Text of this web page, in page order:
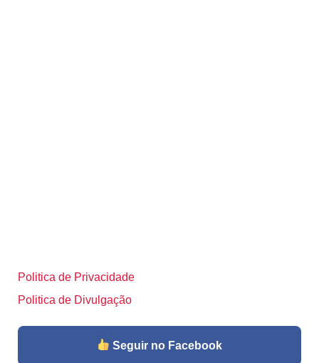
Politica de Privacidade
Politica de Divulgação
Seguir no Facebook